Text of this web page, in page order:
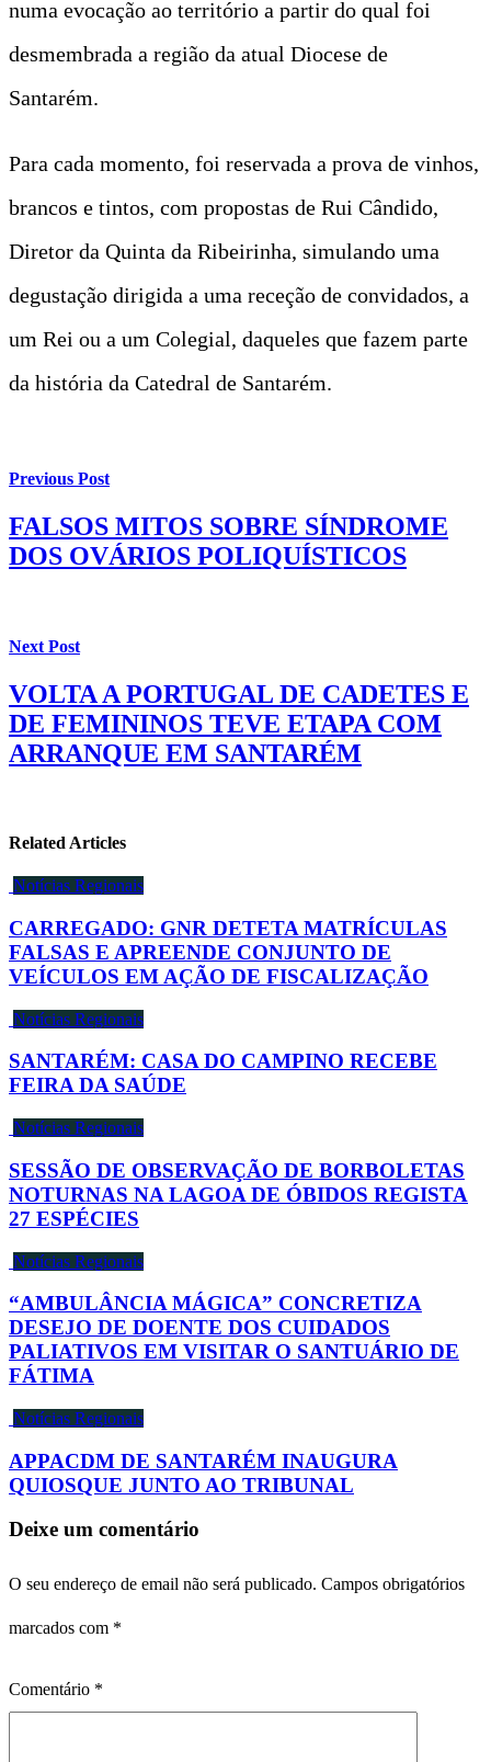
numa evocação ao território a partir do qual foi
desmembrada a região da atual Diocese de
Santarém.
Para cada momento, foi reservada a prova de vinhos,
brancos e tintos, com propostas de Rui Cândido,
Diretor da Quinta da Ribeirinha, simulando uma
degustação dirigida a uma receção de convidados, a
um Rei ou a um Colegial, daqueles que fazem parte
da história da Catedral de Santarém.
Previous Post
FALSOS MITOS SOBRE SÍNDROME
DOS OVÁRIOS POLIQUÍSTICOS
Next Post
VOLTA A PORTUGAL DE CADETES E
DE FEMININOS TEVE ETAPA COM
ARRANQUE EM SANTARÉM
Related Articles
Notícias Regionais
CARREGADO: GNR DETETA MATRÍCULAS
FALSAS E APREENDE CONJUNTO DE
VEÍCULOS EM AÇÃO DE FISCALIZAÇÃO
Notícias Regionais
SANTARÉM: CASA DO CAMPINO RECEBE
FEIRA DA SAÚDE
Notícias Regionais
SESSÃO DE OBSERVAÇÃO DE BORBOLETAS
NOTURNAS NA LAGOA DE ÓBIDOS REGISTA
27 ESPÉCIES
Notícias Regionais
“AMBULÂNCIA MÁGICA” CONCRETIZA
DESEJO DE DOENTE DOS CUIDADOS
PALIATIVOS EM VISITAR O SANTUÁRIO DE
FÁTIMA
Notícias Regionais
APPACDM DE SANTARÉM INAUGURA
QUIOSQUE JUNTO AO TRIBUNAL
Deixe um comentário
O seu endereço de email não será publicado. Campos obrigatórios
marcados com *
Comentário *